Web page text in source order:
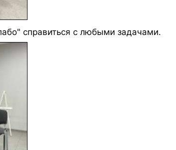
справиться с любыми задачами.